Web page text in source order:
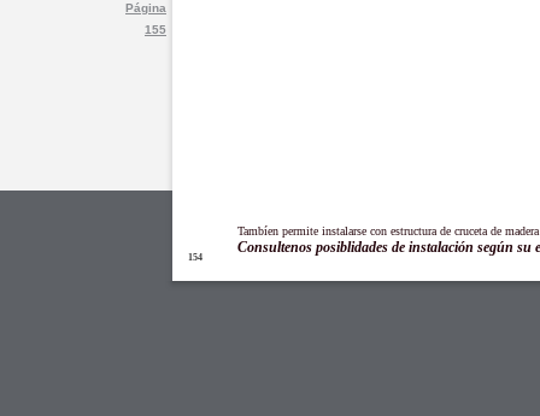
Página
155
154
Tambíen permite instalarse con estructura de cruceta de
Consultenos posiblidades de instalación según su